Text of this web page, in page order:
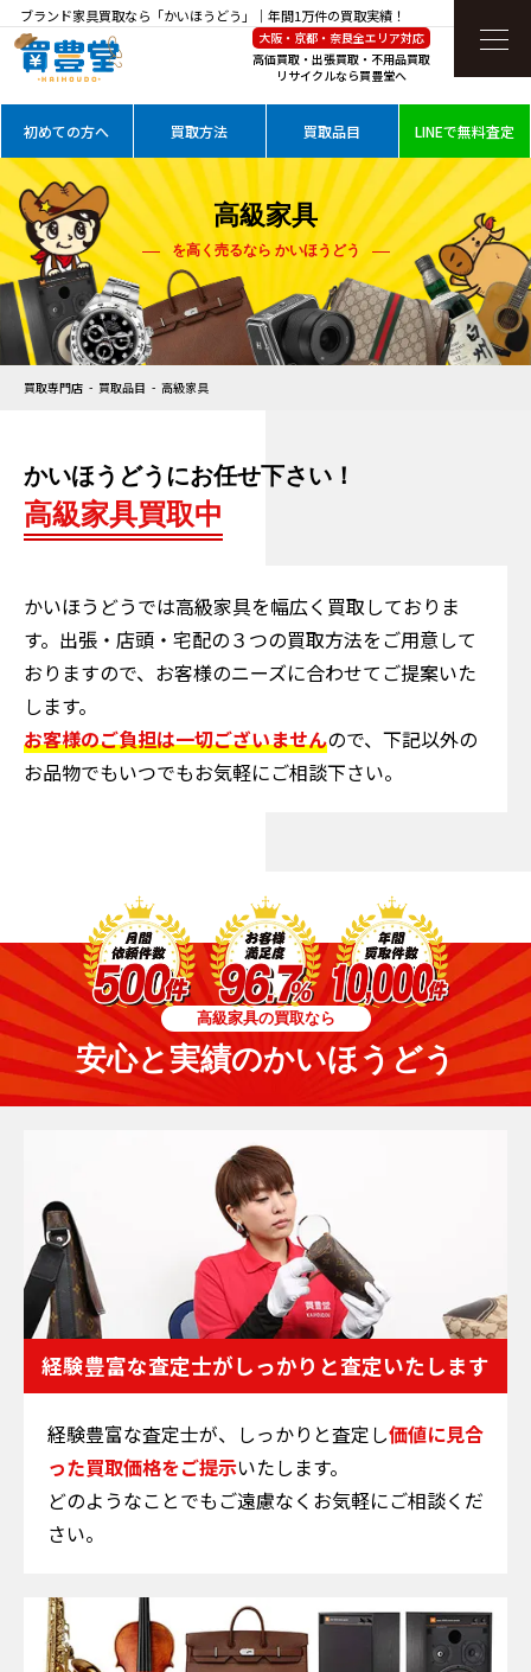
ブランド家具買取なら「かいほうどう」｜年間1万件の買取実績！
大阪・京都・奈良全エリア対応
高価買取・出張買取・不用品買取
リサイクルなら買豊堂へ
初めての方へ 買取方法 買取品目 LINEで無料査定
高級家具
を高く売るなら かいほうどう
買取専門店 買取品目 高級家具
かいほうどうにお任せ下さい！
高級家具買取中
かいほうどうでは高級家具を幅広く買取しておりま
す。出張・店頭・宅配の３つの買取方法をご用意して
おりますので、お客様のニーズに合わせてご提案いた
します。
お客様のご負担は一切ございませんので、下記以外の
お品物でもいつでもお気軽にご相談下さい。
高級家具の買取なら
安心と実績のかいほうどう
経験豊富な査定士がしっかりと査定いたします
経験豊富な査定士が、しっかりと査定し価値に見合
った買取価格をご提示いたします。
どのようなことでもご遠慮なくお気軽にご相談くだ
さい。